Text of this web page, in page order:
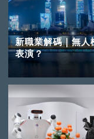
新職業解碼｜無人
表演？